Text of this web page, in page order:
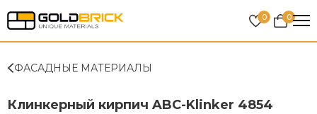
0 0
ФАСАДНЫЕ МАТЕРИАЛЫ
Клинкерный кирпич ABC-Klinker 4854